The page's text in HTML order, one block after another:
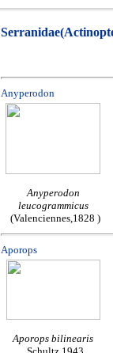
Anyperodon
Anyperodon
leucogrammicus
(Valenciennes,1828 )
Aporops
Aporops bilinearis